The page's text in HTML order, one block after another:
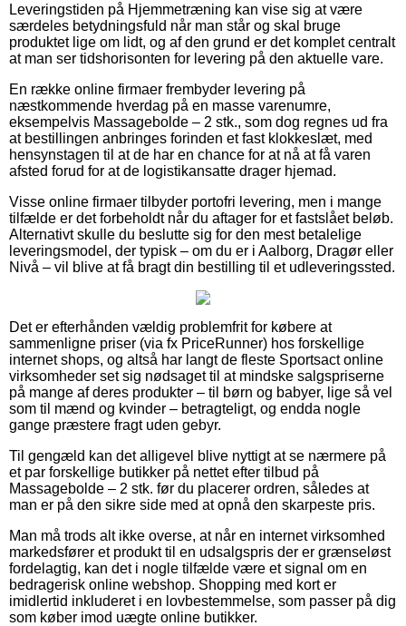
Leveringstiden på Hjemmetræning kan vise sig at være
særdeles betydningsfuld når man står og skal bruge
produktet lige om lidt, og af den grund er det komplet centralt
at man ser tidshorisonten for levering på den aktuelle vare.
En række online firmaer frembyder levering på
næstkommende hverdag på en masse varenumre,
eksempelvis Massagebolde – 2 stk., som dog regnes ud fra
at bestillingen anbringes forinden et fast klokkeslæt, med
hensynstagen til at de har en chance for at nå at få varen
afsted forud for at de logistikansatte drager hjemad.
Visse online firmaer tilbyder portofri levering, men i mange
tilfælde er det forbeholdt når du aftager for et fastslået beløb.
Alternativt skulle du beslutte sig for den mest betalelige
leveringsmodel, der typisk – om du er i Aalborg, Dragør eller
Nivå – vil blive at få bragt din bestilling til et udleveringssted.
Det er efterhånden vældig problemfrit for købere at
sammenligne priser (via fx PriceRunner) hos forskellige
internet shops, og altså har langt de fleste Sportsact online
virksomheder set sig nødsaget til at mindske salgspriserne
på mange af deres produkter – til børn og babyer, lige så vel
som til mænd og kvinder – betragteligt, og endda nogle
gange præstere fragt uden gebyr.
Til gengæld kan det alligevel blive nyttigt at se nærmere på
et par forskellige butikker på nettet efter tilbud på
Massagebolde – 2 stk. før du placerer ordren, således at
man er på den sikre side med at opnå den skarpeste pris.
Man må trods alt ikke overse, at når en internet virksomhed
markedsfører et produkt til en udsalgspris der er grænseløst
fordelagtig, kan det i nogle tilfælde være et signal om en
bedragerisk online webshop. Shopping med kort er
imidlertid inkluderet i en lovbestemmelse, som passer på dig
som køber imod uægte online butikker.